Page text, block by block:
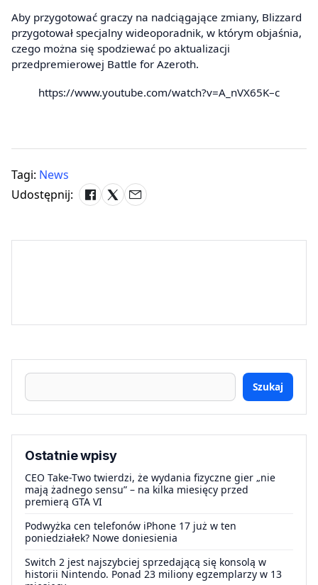
Aby przygotować graczy na nadciągające zmiany, Blizzard
przygotował specjalny wideoporadnik, w którym objaśnia,
czego można się spodziewać po aktualizacji
przedpremierowej Battle for Azeroth.
https://www.youtube.com/watch?v=A_nVX65K–c
Tagi: News
Udostępnij:
Szukaj
Ostatnie wpisy
CEO Take-Two twierdzi, że wydania fizyczne gier „nie
mają żadnego sensu” – na kilka miesięcy przed
premierą GTA VI
Podwyżka cen telefonów iPhone 17 już w ten
poniedziałek? Nowe doniesienia
Switch 2 jest najszybciej sprzedającą się konsolą w
historii Nintendo. Ponad 23 miliony egzemplarzy w 13